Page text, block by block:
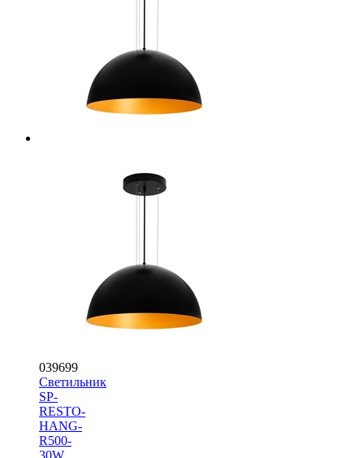
039699
Светильник
SP-
RESTO-
HANG-
R500-